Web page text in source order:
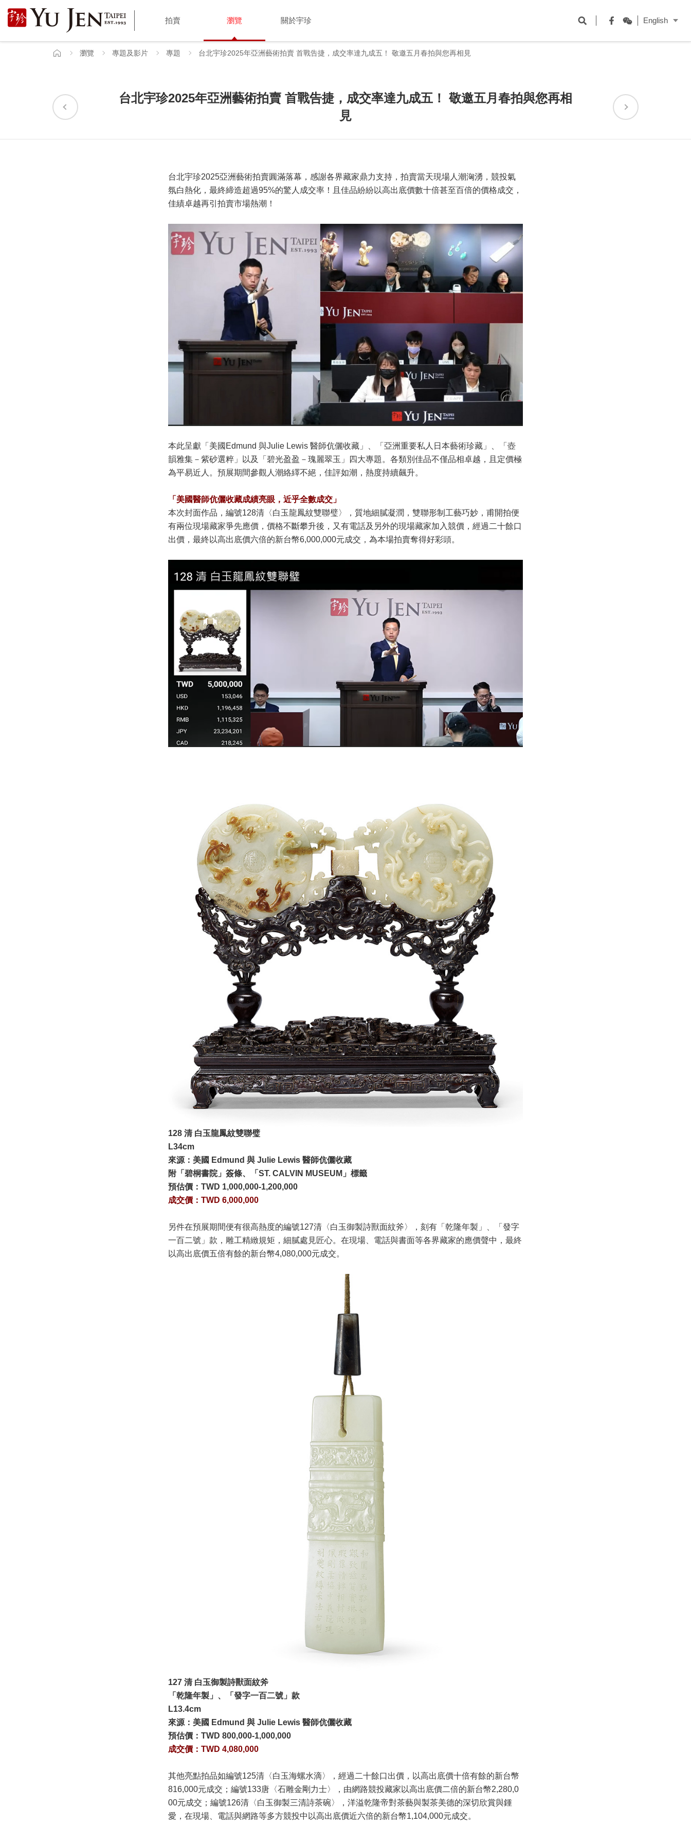
宇
珍
|
拍賣 瀏覽 關於宇珍
Facebook
WeChat
English
首
瀏覽 專題及影片 專題 台北宇珍2025年亞洲藝術拍賣 首戰告捷，成交率達九成五！ 敬邀五月春拍與您再相見
台北宇珍2025年亞洲藝術拍賣 首戰告捷，成交率達九成五！ 敬邀五月春拍與您再相
見
台北宇珍2025亞洲藝術拍賣圓滿落幕，感謝各界藏家鼎力支持，拍賣當天現場人潮洶湧，競投氣
氛白熱化，最終締造超過95%的驚人成交率！且佳品紛紛以高出底價數十倍甚至百倍的價格成交，
佳績卓越再引拍賣市場熱潮！
本此呈獻「美國Edmund 與Julie Lewis 醫師伉儷收藏」、「亞洲重要私人日本藝術珍藏」、「壺
韻雅集－紫砂選粹」以及「碧光盈盈－瑰麗翠玉」四大專題。各類別佳品不僅品相卓越，且定價極
為平易近人。預展期間參觀人潮絡繹不絕，佳評如潮，熱度持續飆升。
「美國醫師伉儷收藏成績亮眼，近乎全數成交」
本次封面作品，編號128清〈白玉龍鳳紋雙聯璧〉，質地細膩凝潤，雙聯形制工藝巧妙，甫開拍便
有兩位現場藏家爭先應價，價格不斷攀升後，又有電話及另外的現場藏家加入競價，經過二十餘口
出價，最終以高出底價六倍的新台幣6,000,000元成交，為本場拍賣奪得好彩頭。
128 清 白玉龍鳳紋雙聯璧
L34cm
來源：美國 Edmund 與 Julie Lewis 醫師伉儷收藏
附「碧桐書院」簽條、「ST. CALVIN MUSEUM」標籤
預估價： TWD 1,000,000-1,200,000
成交價： TWD 6,000,000
另件在預展期間便有很高熱度的編號127清〈白玉御製詩獸面紋斧〉，刻有「乾隆年製」、「發字
一百二號」款，雕工精緻規矩，細膩處見匠心。在現場、電話與書面等各界藏家的應價聲中，最終
以高出底價五倍有餘的新台幣4,080,000元成交。
127 清 白玉御製詩獸面紋斧
「乾隆年製」、「發字一百二號」款
L13.4cm
來源：美國 Edmund 與 Julie Lewis 醫師伉儷收藏
預估價： TWD 800,000-1,000,000
成交價： TWD 4,080,000
其他亮點拍品如編號125清〈白玉海螺水滴〉，經過二十餘口出價，以高出底價十倍有餘的新台幣
816,000元成交；編號133唐〈石雕金剛力士〉，由網路競投藏家以高出底價二倍的新台幣2,280,0
00元成交；編號126清〈白玉御製三清詩茶碗〉，洋溢乾隆帝對茶藝與製茶美德的深切欣賞與鍾
愛，在現場、電話與網路等多方競投中以高出底價近六倍的新台幣1,104,000元成交。